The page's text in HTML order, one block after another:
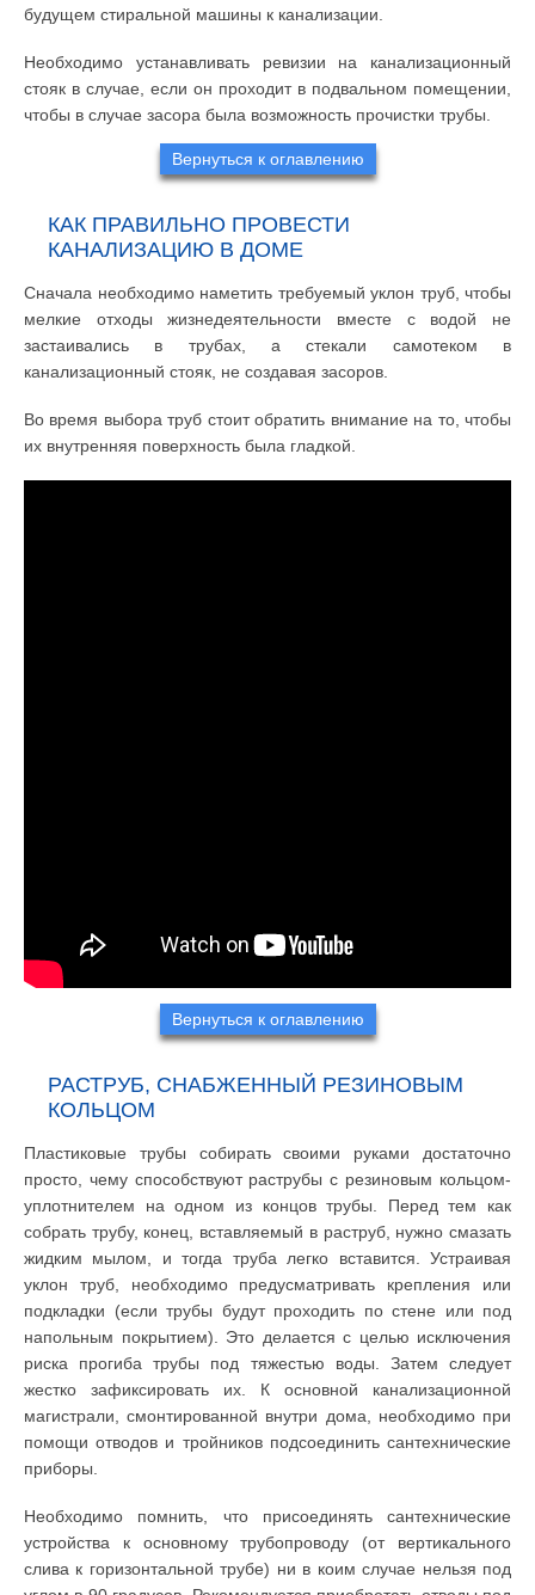
будущем стиральной машины к канализации.
Необходимо устанавливать ревизии на канализационный
стояк в случае, если он проходит в подвальном помещении,
чтобы в случае засора была возможность прочистки трубы.
Вернуться к оглавлению
КАК ПРАВИЛЬНО ПРОВЕСТИ
КАНАЛИЗАЦИЮ В ДОМЕ
Сначала необходимо наметить требуемый уклон труб, чтобы
мелкие отходы жизнедеятельности вместе с водой не
застаивались в трубах, а стекали самотеком в
канализационный стояк, не создавая засоров.
Во время выбора труб стоит обратить внимание на то, чтобы
их внутренняя поверхность была гладкой.
Вернуться к оглавлению
РАСТРУБ, СНАБЖЕННЫЙ РЕЗИНОВЫМ
КОЛЬЦОМ
Пластиковые трубы собирать своими руками достаточно
просто, чему способствуют раструбы с резиновым кольцом-
уплотнителем на одном из концов трубы. Перед тем как
собрать трубу, конец, вставляемый в раструб, нужно смазать
жидким мылом, и тогда труба легко вставится. Устраивая
уклон труб, необходимо предусматривать крепления или
подкладки (если трубы будут проходить по стене или под
напольным покрытием). Это делается с целью исключения
риска прогиба трубы под тяжестью воды. Затем следует
жестко зафиксировать их. К основной канализационной
магистрали, смонтированной внутри дома, необходимо при
помощи отводов и тройников подсоединить сантехнические
приборы.
Необходимо помнить, что присоединять сантехнические
устройства к основному трубопроводу (от вертикального
слива к горизонтальной трубе) ни в коим случае нельзя под